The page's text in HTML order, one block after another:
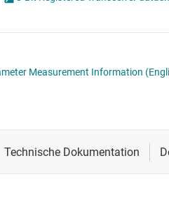
Drahtlose Konnektivität
Measurement Information